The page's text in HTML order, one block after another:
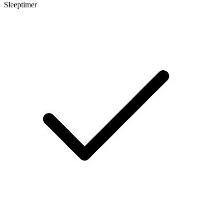
Sleeptimer